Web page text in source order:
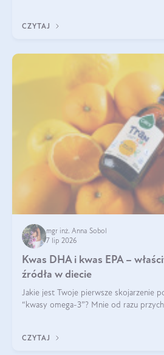
CZYTAJ
mgr inż. Anna Sobol
7 lip 2026
Kwas DHA i kwas EPA –
źródła w diecie
Jakie jest Twoje pierwsze skojarzenie
“kwasy omega-3”? Mnie od razu
EPA.
CZYTAJ